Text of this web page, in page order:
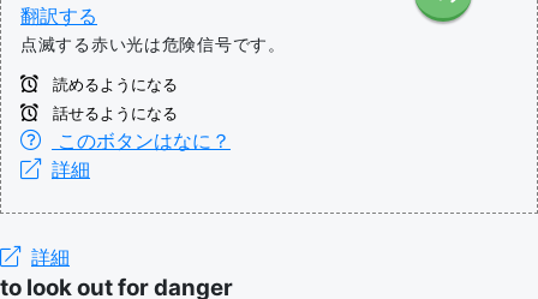
翻訳する
点滅する赤い光は危険信号です。
読めるようになる
話せるようになる
このボタンはなに？
詳細
詳細
to look out for danger